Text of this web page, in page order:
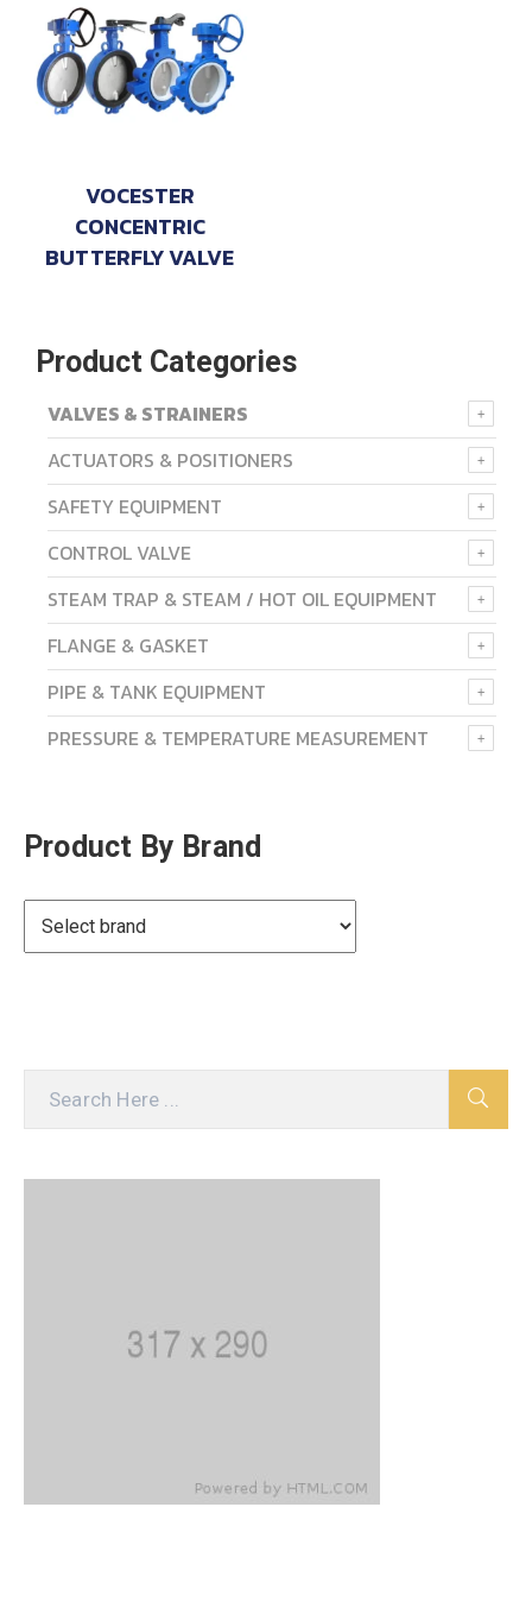
VOCESTER
CONCENTRIC
BUTTERFLY VALVE
Product Categories
VALVES & STRAINERS
ACTUATORS & POSITIONERS
SAFETY EQUIPMENT
CONTROL VALVE
STEAM TRAP & STEAM / HOT OIL EQUIPMENT
FLANGE & GASKET
PIPE & TANK EQUIPMENT
PRESSURE & TEMPERATURE MEASUREMENT
Product By Brand